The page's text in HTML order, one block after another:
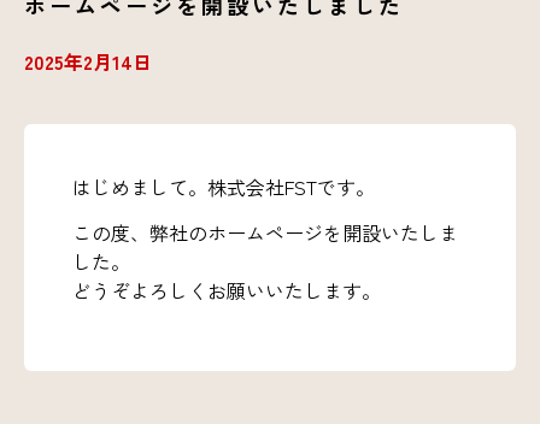
2025年2月14日
はじめまして。株式会社FSTです。
この度、弊社のホームページを開設いたしま
した。
どうぞよろしくお願いいたします。